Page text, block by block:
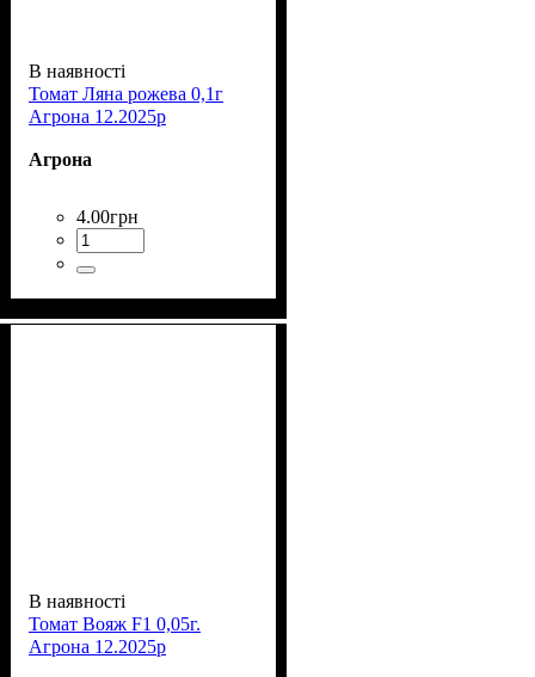
В наявності
Томат Ляна рожева 0,1г
Агрона 12.2025р
Агрона
4.00грн
В наявності
Томат Вояж F1 0,05г.
Агрона 12.2025р